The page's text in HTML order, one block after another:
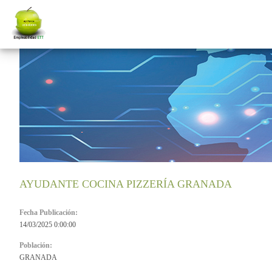
AYUDANTE COCINA PIZZERÍA GRANADA
Fecha Publicación:
14/03/2025 0:00:00
Población:
GRANADA